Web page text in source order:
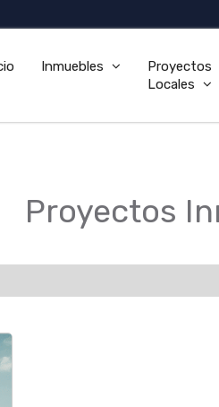
Inmuebles
Proyectos
Locales
Proyectos